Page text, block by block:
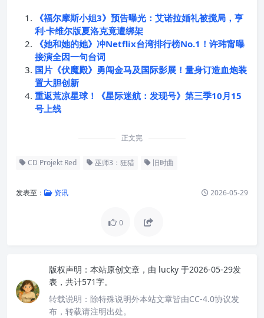
《福尔摩斯小姐3》预告曝光：艾诺拉婚礼被搅局，亨
利·卡维尔版夏洛克竟遭绑架
《她和她的她》冲Netflix台湾排行榜No.1！许玮甯曝
接演全因一句台词
国片《伏魔殿》勇闯金马及国际影展！量身订造血炮装
置大胆创新
重返荒凉星球！《星际迷航：发现号》第三季10月15
号上线
正文完
CD Projekt Red 巫师3：狂猎 旧时曲
发表至： 资讯 2026-05-29
0
版权声明： 本站原创文章，由 lucky 于2026-05-29发
表，共计571字。
转载说明： 除特殊说明外本站文章皆由CC-4.0协议发
布，转载请注明出处。